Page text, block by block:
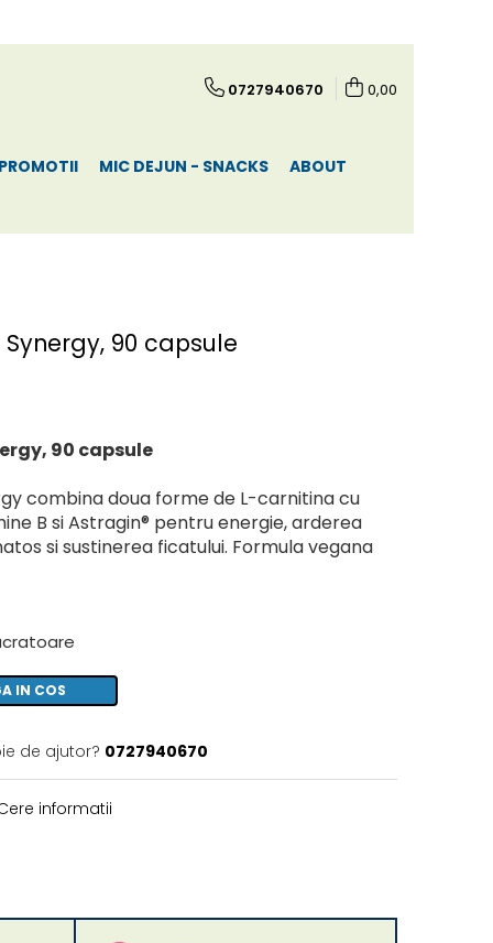
0727940670 0,00
MIC DEJUN - SNACKS ABOUT
Synergy, 90 capsule
90 capsule
combina doua forme de L-carnitina cu
B si Astragin® pentru energie, arderea
si sustinerea ficatului. Formula vegana
IN COS
de ajutor? 0727940670
informatii